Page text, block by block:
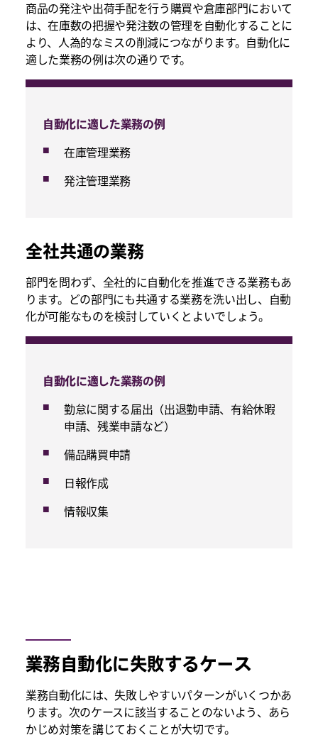
商品の発注や出荷手配を行う購買や倉庫部門において
は、在庫数の把握や発注数の管理を自動化することに
より、人為的なミスの削減につながります。自動化に
適した業務の例は次の通りです。
自動化に適した業務の例
在庫管理業務
発注管理業務
全社共通の業務
部門を問わず、全社的に自動化を推進できる業務もあ
ります。どの部門にも共通する業務を洗い出し、自動
化が可能なものを検討していくとよいでしょう。
自動化に適した業務の例
勤怠に関する届出（出退勤申請、有給休暇
申請、残業申請など）
備品購買申請
日報作成
情報収集
業務自動化に失敗するケース
業務自動化には、失敗しやすいパターンがいくつかあ
ります。次のケースに該当することのないよう、あら
かじめ対策を講じておくことが大切です。